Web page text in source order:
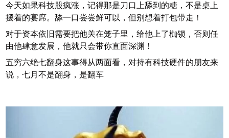
今天如果科技股疯涨，记得那是刀口上舔到的糖，不是桌上
摆着的宴席。舔一口尝尝鲜可以，但别想着打包带走！
对于资本依旧需要把他关在笼子里，给他上了枷锁，否则任
由他肆意发展，他就只会带你直面深渊！
五穷六绝七翻身这事得从两面看，对持有科技硬件的朋友来
说，七月不是翻身，是翻车